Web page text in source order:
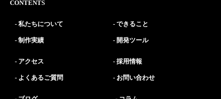
CONTENTS
私たちについて できること
制作実績 開発ツール
アクセス 採用情報
よくあるご質問 お問い合わせ